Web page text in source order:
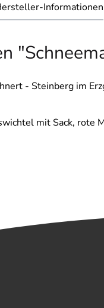
Informationen
- Steinberg im
mit Sack, rote